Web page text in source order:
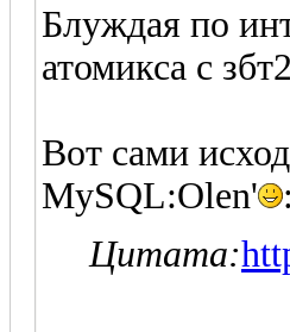
Блуждая по
атомикса с
Вот сами
MySQL:Olen'
:
Цитата: